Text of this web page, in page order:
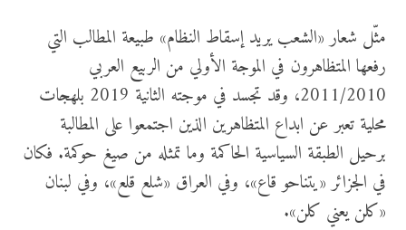
مثّل شعار «الشعب يريد إسقاط النظام» طبيعة المطالب التي
رفعها المتظاهرون في الموجة الأولي من الربيع العربي
2011/2010، وقد تجسد في موجته الثانية 2019 بلهجات
محلية تعبر عن ابداع المتظاهرين الذين اجتمعوا على المطالبة
برحيل الطبقة السياسية الحاكمة وما تمثله من صيغ حوكمة. فكان
في الجزائر «يتناحو قاع»، وفي العراق «شلع قلع»، وفي لبنان
«كلن يعني كلن».